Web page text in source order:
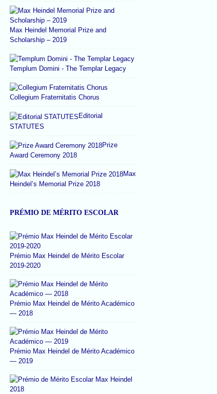
Max Heindel Memorial Prize and
Scholarship – 2019
Templum Domini - The Templar Legacy
Collegium Fraternitatis Chorus
Editorial
STATUTES
Prize
Award Ceremony 2018
Max
Heindel’s Memorial Prize 2018
PRÉMIO DE MÉRITO ESCOLAR
Prémio Max Heindel de Mérito Escolar
2019-2020
Prémio Max Heindel de Mérito Académico
— 2018
Prémio Max Heindel de Mérito Académico
— 2019